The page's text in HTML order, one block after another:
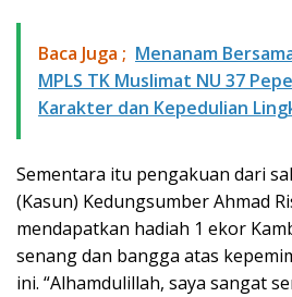
Baca Juga ; Menanam
MPLS TK Muslimat NU 37
Karakter dan Kepedulian
Sementara itu pengakuan dari
(Kasun) Kedungsumber Ahmad
mendapatkan hadiah 1 ekor
senang dan bangga atas
ini. “Alhamdulillah, saya sangat